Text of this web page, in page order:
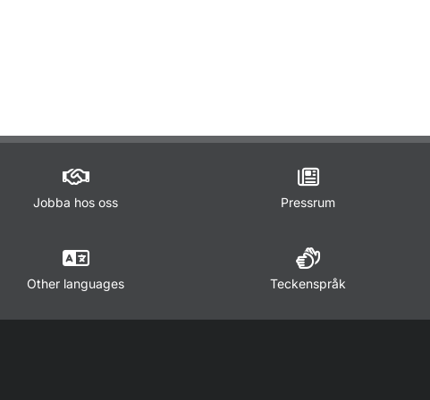
för Lagar och regler
Jobba hos oss Pressrum
Other languages Teckenspråk